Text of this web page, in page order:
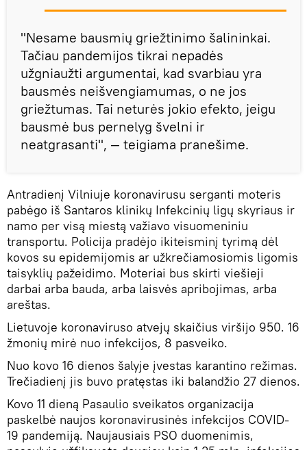
"Nesame bausmių griežtinimo šalininkai.
Tačiau pandemijos tikrai nepadės
užgniaužti argumentai, kad svarbiau yra
bausmės neišvengiamumas, o ne jos
griežtumas. Tai neturės jokio efekto, jeigu
bausmė bus pernelyg švelni ir
neatgrasanti", — teigiama pranešime.
Antradienį Vilniuje koronavirusu serganti moteris
pabėgo iš Santaros klinikų Infekcinių ligų skyriaus ir
namo per visą miestą važiavo visuomeniniu
transportu. Policija pradėjo ikiteisminį tyrimą dėl
kovos su epidemijomis ar užkrečiamosiomis ligomis
taisyklių pažeidimo. Moteriai bus skirti viešieji
darbai arba bauda, arba laisvės apribojimas, arba
areštas.
Lietuvoje koronaviruso atvejų skaičius viršijo 950. 16
žmonių mirė nuo infekcijos, 8 pasveiko.
Nuo kovo 16 dienos šalyje įvestas karantino režimas.
Trečiadienį jis buvo pratęstas iki balandžio 27 dienos.
Kovo 11 dieną Pasaulio sveikatos organizacija
paskelbė naujos koronavirusinės infekcijos COVID-
19 pandemiją. Naujausiais PSO duomenimis,